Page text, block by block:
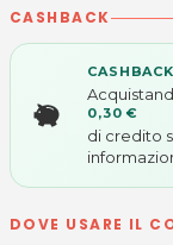
CASHBACK
CASHBACK
0,30 €
di credito
DOVE USARE IL